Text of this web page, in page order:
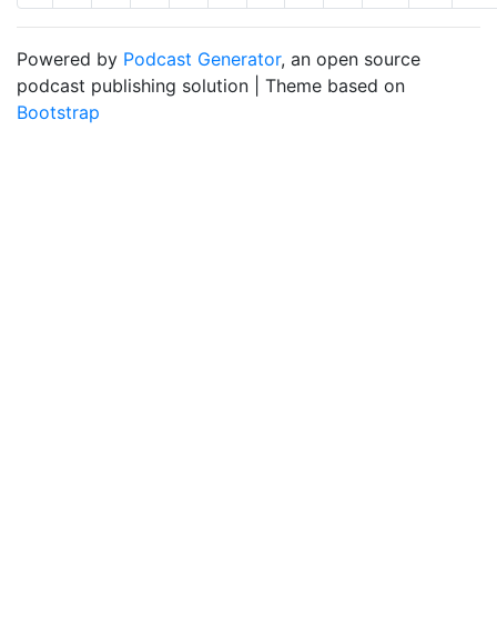
Powered by Podcast Generator, an open source
podcast publishing solution | Theme based on
Bootstrap